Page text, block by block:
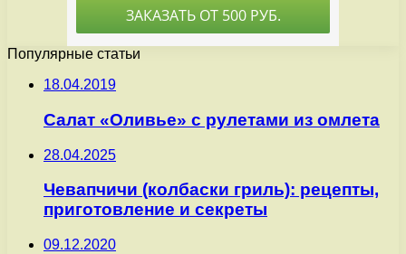
Популярные статьи
18.04.2019
Салат «Оливье» с рулетами из омлета
28.04.2025
Чевапчичи (колбаски гриль): рецепты,
приготовление и секреты
09.12.2020